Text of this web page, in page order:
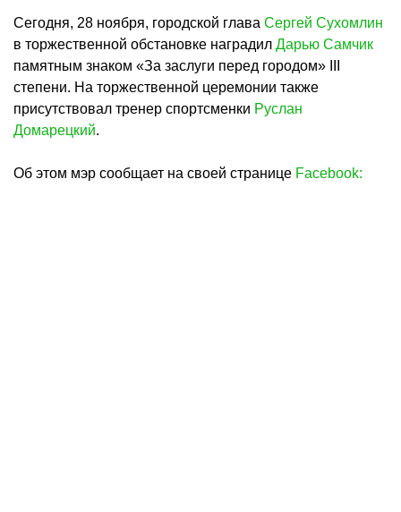
Сегодня, 28 ноября, городской глава Сергей Сухомлин
в торжественной обстановке наградил Дарью Самчик
памятным знаком «За заслуги перед городом» ІІІ
степени. На торжественной церемонии также
присутствовал тренер спортсменки Руслан
Домарецкий.
Об этом мэр сообщает на своей странице Facebook: